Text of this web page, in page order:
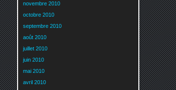
novembre 2010
octobre 2010
septembre 2010
août 2010
juillet 2010
juin 2010
mai 2010
avril 2010